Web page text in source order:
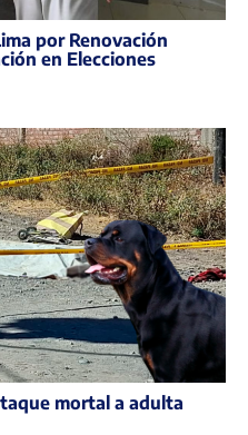
por Renovación
en Elecciones
mortal a adulta